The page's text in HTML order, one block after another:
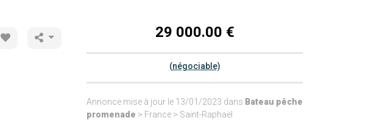
29 000.00 €
(négociable)
Annonce mise à jour le 13/01/2023 dans Bateau pêche
promenade > France > Saint-Raphaël